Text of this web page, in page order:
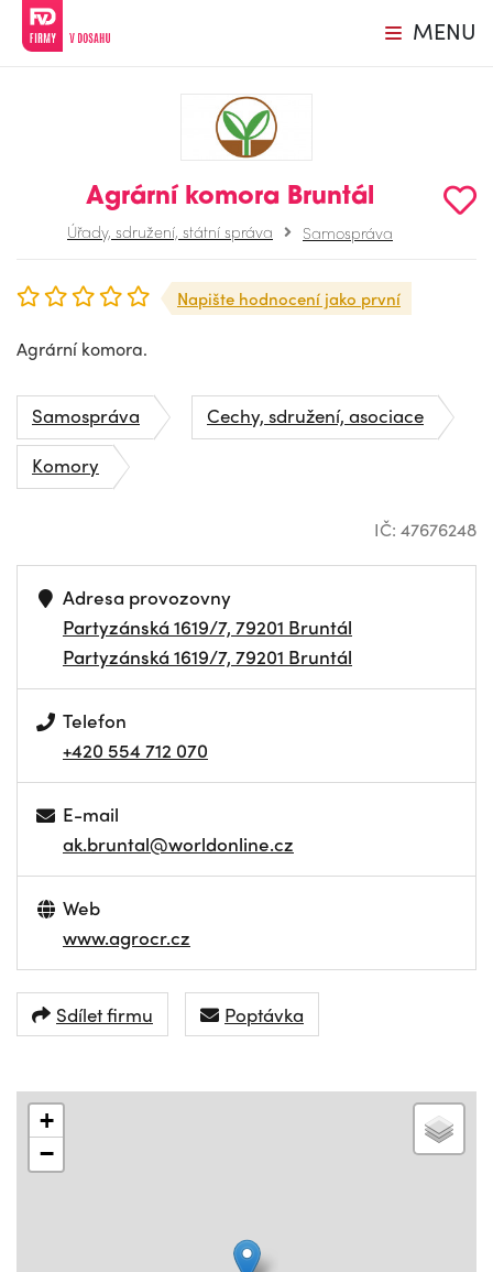
MENU
Agrární komora Bruntál
Úřady, sdružení, státní správa Samospráva
Napište hodnocení jako první
Agrární komora.
Samospráva
Cechy, sdružení, asociace
Komory
IČ: 47676248
Adresa provozovny
Partyzánská 1619/7, 79201 Bruntál
Partyzánská 1619/7, 79201 Bruntál
Telefon
+420 554 712 070
E-mail
ak.bruntal@worldonline.cz
Web
www.agrocr.cz
Sdílet firmu Poptávka
+
−